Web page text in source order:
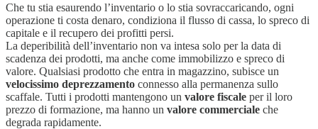
Che tu stia esaurendo l’inventario o lo stia sovraccaricando, ogni
operazione ti costa denaro, condiziona il flusso di cassa, lo spreco di
capitale e il recupero dei profitti persi.
La deperibilità dell’inventario non va intesa solo per la data di
scadenza dei prodotti, ma anche come immobilizzo e spreco di
valore. Qualsiasi prodotto che entra in magazzino, subisce un
velocissimo deprezzamento connesso alla permanenza sullo
scaffale. Tutti i prodotti mantengono un valore fiscale per il loro
prezzo di formazione, ma hanno un valore commerciale che
degrada rapidamente.